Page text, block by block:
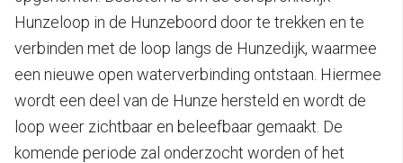
Hunzeloop in de Hunzeboord door te trekken en te
verbinden met de loop langs de Hunzedijk, waarmee
een nieuwe open waterverbinding ontstaan. Hiermee
wordt een deel van de Hunze hersteld en wordt de
loop weer zichtbaar en beleefbaar gemaakt. De
komende periode zal onderzocht worden of het